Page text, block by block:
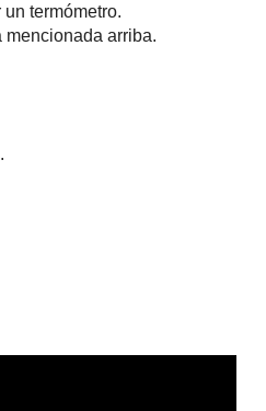
termómetro.
mencionada arriba.